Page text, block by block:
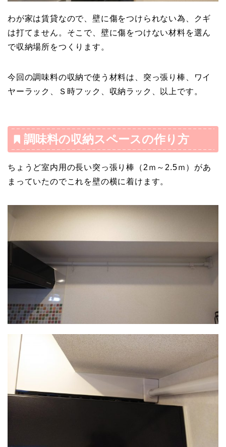
わが家は賃貸なので、壁に傷をつけられない為、クギ
は打てません。そこで、壁に傷をつけない材料を選ん
で収納場所をつくります。
今回の調味料の収納で使う材料は、突っ張り棒、ワイ
ヤーラック、Ｓ時フック、収納ラック、以上です。
調味料の収納スペースの作り方
ちょうど室内用の長い突っ張り棒（2ｍ～2.5ｍ）があ
まっていたのでこれを壁の横に着けます。